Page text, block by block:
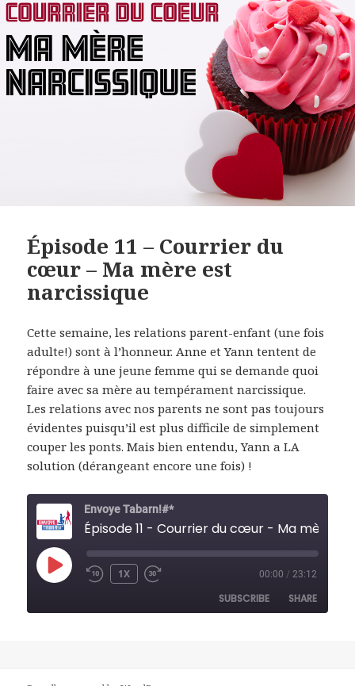
Épisode 11 – Courrier du
cœur – Ma mère est
narcissique
Cette semaine, les relations parent-enfant (une fois
adulte!) sont à l’honneur. Anne et Yann tentent de
répondreà une jeune femme qui se demande quoi
faire avec sa mère au tempérament narcissique.
Les relations avecnos parents ne sont pas toujours
évidentes puisqu’il est plus difficile de simplement
couper les ponts. Mais bienentendu, Yann a LA
solution (dérangeant encore une fois) !
Envoye Tabarn!#*
PLAY
EPISODE REWIND
1X
FAST
00:00 / 23:12
SUBSCRIBE SHARE